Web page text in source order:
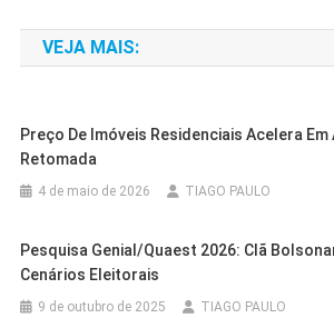
de
Post
VEJA MAIS:
Preço De Imóveis Residenciais Acelera Em
Retomada
4 de maio de 2026 TIAGO PAULO
Pesquisa Genial/Quaest 2026: Clã
Cenários Eleitorais
9 de outubro de 2025 TIAGO PAULO